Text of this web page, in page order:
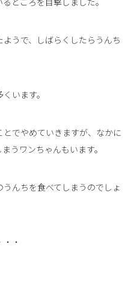
うで、しばらくしたらうんち
います。
でやめていきますが、なかに
うワンちゃんもいます。
んちを食べてしまうのでしょ
・